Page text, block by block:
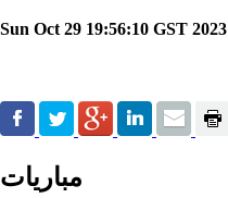
Sun Oct 29 19:56:10 GST 2023
مباريات